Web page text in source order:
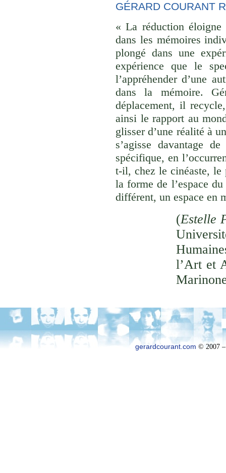
GÉRARD COURANT
« La réduction
dans les mémoires
plongé dans une
expérience que le
l’appréhender d’une
dans la mémoire.
déplacement, il
ainsi le rapport au
glisser d’une réalité à
s’agisse davantage
spécifique, en
t-il, chez le cinéaste, le
la forme de l’espace
différent, un espace en
(Estelle
l’Art et
gerardcourant.com © 2007